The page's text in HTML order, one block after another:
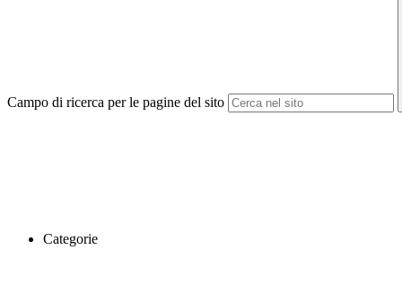
Campo di ricerca per le pagine del sito
Categorie